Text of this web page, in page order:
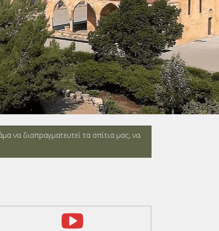
να διαπραγματευτεί τα σπίτια μας, να